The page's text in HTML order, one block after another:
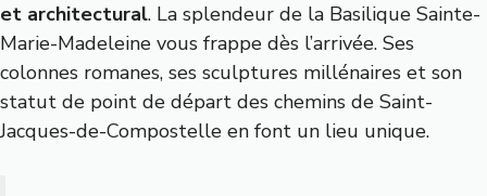
et architectural. La splendeur de la Basilique Sainte-
Marie-Madeleine vous frappe dès l’arrivée. Ses
colonnes romanes, ses sculptures millénaires et son
statut de point de départ des chemins de Saint-
Jacques-de-Compostelle en font un lieu unique.